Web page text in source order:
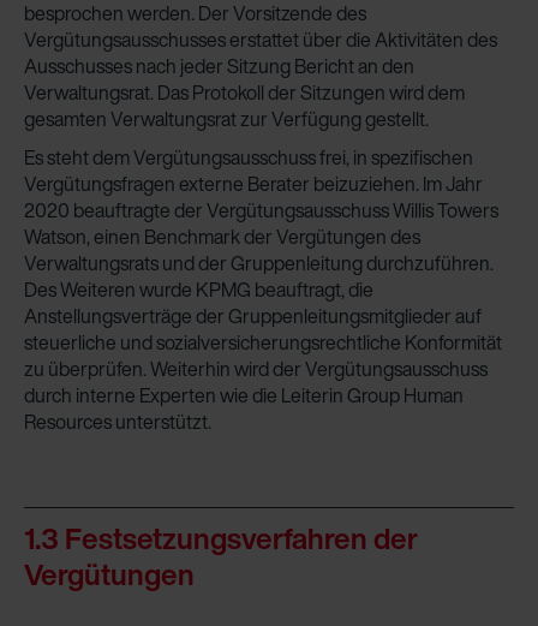
Zehnder Group Sales International: Privacy Policy
Zehnder Group Schweiz AG: Datenschutz
Zehnder Polska Sp. z o.o.: Oświadczenie o ochronie
danych Zehnder
besprochen werden. Der Vorsitzende des
Vergütungsausschusses erstattet über die Aktivitäten des
Ausschusses nach jeder Sitzung Bericht an den
Verwaltungsrat. Das Protokoll der Sitzungen wird dem
gesamten Verwaltungsrat zur Verfügung gestellt.
Es steht dem Vergütungsausschuss frei, in spezifischen
Vergütungsfragen externe Berater beizuziehen. Im Jahr
2020 beauftragte der Vergütungsausschuss Willis Towers
Watson, einen Benchmark der Vergütungen des
Verwaltungsrats und der Gruppenleitung durchzuführen.
Des Weiteren wurde KPMG beauftragt, die
Anstellungsverträge der Gruppenleitungsmitglieder auf
steuerliche und sozialversicherungsrechtliche Konformität
zu überprüfen. Weiterhin wird der Vergütungsausschuss
durch interne Experten wie die Leiterin Group Human
Resources unterstützt.
1.3 Festsetzungsverfahren der
Vergütungen